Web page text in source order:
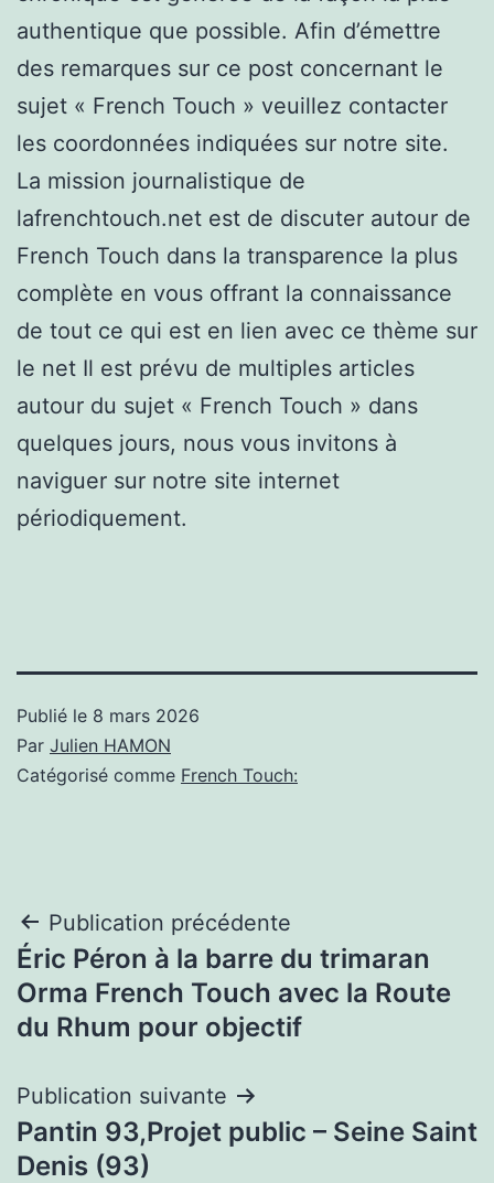
authentique que possible. Afin d’émettre
des remarques sur ce post concernant le
sujet « French Touch » veuillez contacter
les coordonnées indiquées sur notre site.
La mission journalistique de
lafrenchtouch.net est de discuter autour de
French Touch dans la transparence la plus
complète en vous offrant la connaissance
de tout ce qui est en lien avec ce thème sur
le net Il est prévu de multiples articles
autour du sujet « French Touch » dans
quelques jours, nous vous invitons à
naviguer sur notre site internet
périodiquement.
Publié le 8 mars 2026
Par Julien HAMON
Catégorisé comme French Touch:
Navigation
de
l’article
Publication précédente
Éric Péron à la barre du trimaran
Orma French Touch avec la Route
du Rhum pour objectif
Publication suivante
Pantin 93,Projet public – Seine Saint
Denis (93)